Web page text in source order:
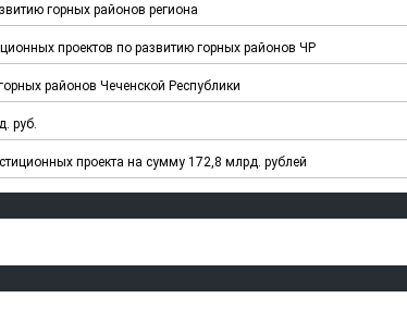
горных районов региона
проектов по развитию горных районов ЧР
районов Чеченской Республики
руб.
проекта на сумму 172,8 млрд. рублей